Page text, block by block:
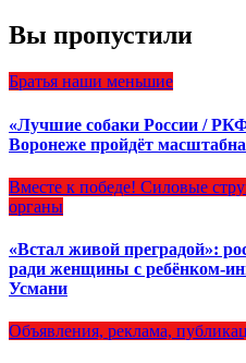
Вы пропустили
Братья наши меньшие
«Лучшие собаки России /
Воронеже пройдёт
Вместе к победе! Силовые
органы
«Встал живой преградой»:
ради женщины с ребёнком-
Усмани
Объявления, реклама,